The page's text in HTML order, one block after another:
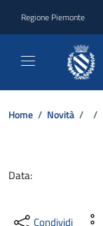
Regione Piemonte
Home / Novità / /
Data:
Condividi